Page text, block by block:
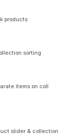
products
sorting
items on coll
slider & collection